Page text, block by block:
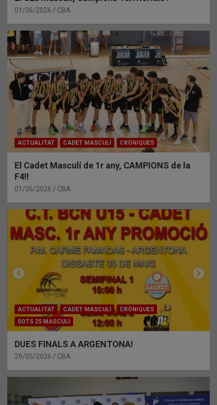
01/06/2026 CBA
ACTUALITAT CADET MASCULÍ CRÒNIQUES
El Cadet Masculí de 1r any, CAMPIONS de la
F4!!
01/06/2026 CBA
ACTUALITAT CADET MASCULÍ
CRÒNIQUES
SOTS 25 MASCULÍ
DUES FINALS A ARGENTONA!
29/05/2026 CBA